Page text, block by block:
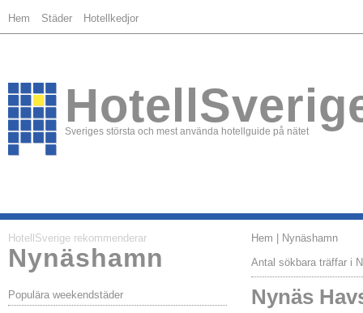
Hem Städer Hotellkedjor
Sveriges största och mest använda hotellguide på nätet
HotellSverige rekommenderar
Nynäshamn
Populära weekendstäder
Hem | Nynäshamn
Antal sökbara träffar i
Nynäs